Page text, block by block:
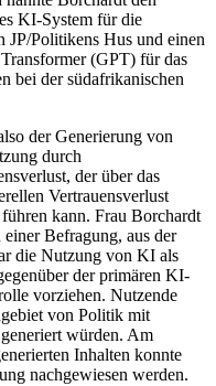
KI-System für die
JP/Politikens Hus und einen
(GPT) für das
bei der südafrikanischen
der Generierung von
durch
der über das
Vertrauensverlust
kann. Frau Borchardt
Befragung, aus der
die Nutzung von KI als
der primären KI-
vorziehen. Nutzende
von Politik mit
würden. Am
Inhalten konnte
nachgewiesen werden.